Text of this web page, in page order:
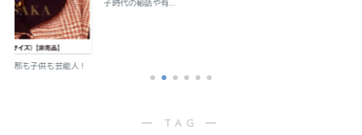
旦那も子供も芸能人！
子時代の秘話や有...
― TAG ―